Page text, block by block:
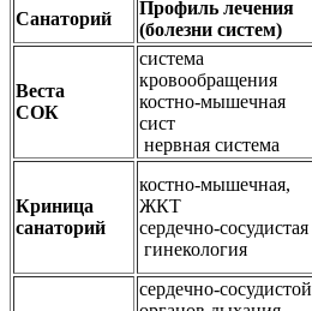
Санаторий
Профиль лечения
(болезни систем)
Веста
СОК
система
кровообращения
костно-мышечная
сист
нервная система
Криница
санаторий
костно-мышечная,
ЖКТ
сердечно-сосудистая
гинекология
сердечно-сосудистой